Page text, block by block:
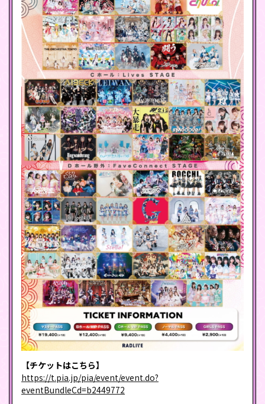
【チケットはこちら】
https://t.pia.jp/pia/event/event.do?
eventBundleCd=b2449772